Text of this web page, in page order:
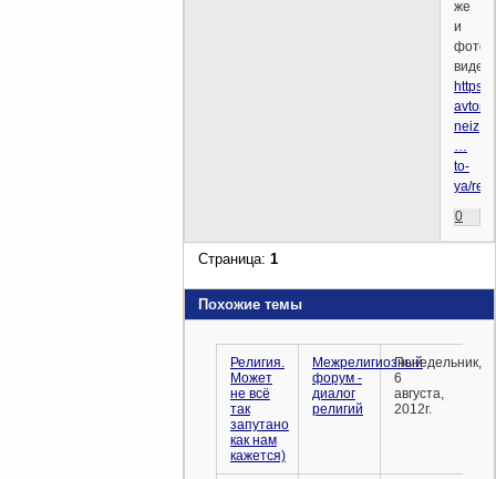
же
и
фото,
видео.
avtor-
neiz
to-
ya/
0
Страница:1
Похожие темы
Религия.
Может
не всё
так
запутано
как нам
кажется)
Межрелигиозный
форум -
диалог
религий
Понедельник,
6
августа,
2012г.